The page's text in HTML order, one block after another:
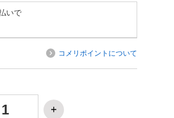
いで
コメリポイントについて